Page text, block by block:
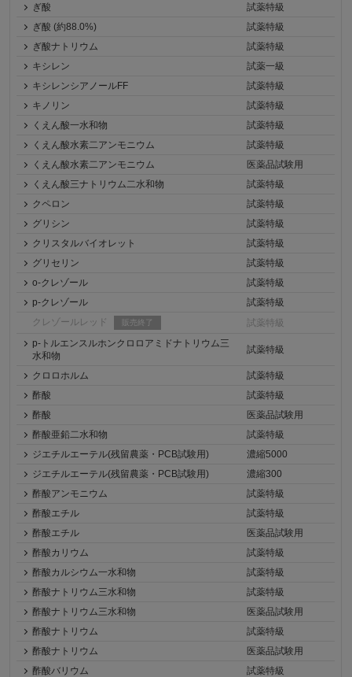
ぎ酸
試薬特級
ぎ酸 (約88.0%)
試薬特級
ぎ酸ナトリウム
試薬特級
キシレン
試薬一級
キシレンシアノールFF
試薬特級
キノリン
試薬特級
くえん酸一水和物
試薬特級
くえん酸水素二アンモニウム
試薬特級
くえん酸水素二アンモニウム
医薬品試験用
くえん酸三ナトリウム二水和物
試薬特級
クペロン
試薬特級
グリシン
試薬特級
クリスタルバイオレット
試薬特級
グリセリン
試薬特級
o-クレゾール
試薬特級
p-クレゾール
試薬特級
クレゾールレッド
販売終了
試薬特級
p-トルエンスルホンクロロアミドナトリウム三
水和物
試薬特級
クロロホルム
試薬特級
酢酸
試薬特級
酢酸
医薬品試験用
酢酸亜鉛二水和物
試薬特級
ジエチルエーテル(残留農薬・PCB試験用)
濃縮5000
ジエチルエーテル(残留農薬・PCB試験用)
濃縮300
酢酸アンモニウム
試薬特級
酢酸エチル
試薬特級
酢酸エチル
医薬品試験用
酢酸カリウム
試薬特級
酢酸カルシウム一水和物
試薬特級
酢酸ナトリウム三水和物
試薬特級
酢酸ナトリウム三水和物
医薬品試験用
酢酸ナトリウム
試薬特級
酢酸ナトリウム
医薬品試験用
酢酸バリウム
試薬特級